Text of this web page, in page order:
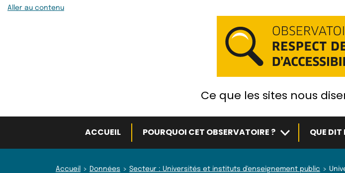
Aller au contenu
Ce que les sites nous
ACCUEIL POURQUOI CET OBSERVATOIRE ? Sous-menuQUE DIT
Accueil Données Secteur : Universités et instituts d'enseignement public